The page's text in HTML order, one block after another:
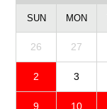
SUN MON
26 27
2 3
9 10